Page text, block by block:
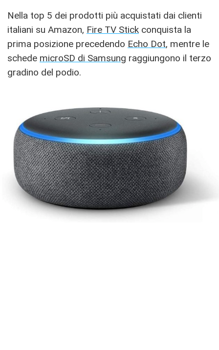
Nella top 5 dei prodotti più acquistati dai clienti
italiani su Amazon, Fire TV Stick conquista la
prima posizione precedendo Echo Dot, mentre le
schede microSD di Samsung raggiungono il terzo
gradino del podio.